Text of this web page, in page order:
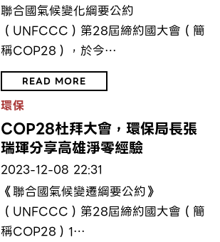
聯合國氣候變化綱要公約
（UNFCCC）第28屆締約國大會（簡
稱COP28），於今…
READ MORE
環保
COP28杜拜大會，環保局長張
瑞琿分享高雄淨零經驗
2023-12-08 22:31
《聯合國氣候變遷綱要公約》
（UNFCCC）第28屆締約國大會（簡
稱COP28）1…